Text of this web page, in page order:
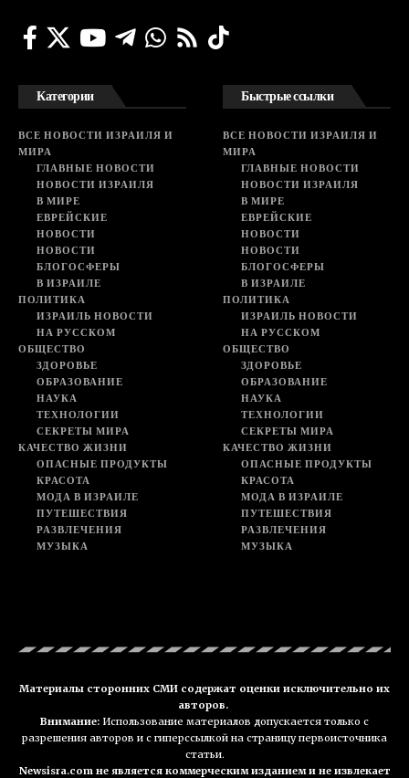
Категории
ВСЕ НОВОСТИ ИЗРАИЛЯ И
МИРА
ГЛАВНЫЕ НОВОСТИ
НОВОСТИ ИЗРАИЛЯ
В МИРЕ
ЕВРЕЙСКИЕ
НОВОСТИ
НОВОСТИ
БЛОГОСФЕРЫ
В ИЗРАИЛЕ
ПОЛИТИКА
ИЗРАИЛЬ НОВОСТИ
НА РУССКОМ
ОБЩЕСТВО
ЗДОРОВЬЕ
ОБРАЗОВАНИЕ
НАУКА
ТЕХНОЛОГИИ
СЕКРЕТЫ МИРА
КАЧЕСТВО ЖИЗНИ
ОПАСНЫЕ ПРОДУКТЫ
КРАСОТА
МОДА В ИЗРАИЛЕ
ПУТЕШЕСТВИЯ
РАЗВЛЕЧЕНИЯ
МУЗЫКА
Быстрые ссылки
ВСЕ НОВОСТИ ИЗРАИЛЯ И
МИРА
ГЛАВНЫЕ НОВОСТИ
НОВОСТИ ИЗРАИЛЯ
В МИРЕ
ЕВРЕЙСКИЕ
НОВОСТИ
НОВОСТИ
БЛОГОСФЕРЫ
В ИЗРАИЛЕ
ПОЛИТИКА
ИЗРАИЛЬ НОВОСТИ
НА РУССКОМ
ОБЩЕСТВО
ЗДОРОВЬЕ
ОБРАЗОВАНИЕ
НАУКА
ТЕХНОЛОГИИ
СЕКРЕТЫ МИРА
КАЧЕСТВО ЖИЗНИ
ОПАСНЫЕ ПРОДУКТЫ
КРАСОТА
МОДА В ИЗРАИЛЕ
ПУТЕШЕСТВИЯ
РАЗВЛЕЧЕНИЯ
МУЗЫКА
Материалы сторонних СМИ содержат оценки исключительно их
авторов.
Внимание: Использование материалов допускается только с
разрешения авторов и с гиперссылкой на страницу первоисточника
статьи.
Newsisra.com не является коммерческим изданием и не извлекает